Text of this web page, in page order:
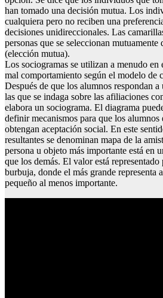
han tomado una decisión mutua. Los
cualquiera pero no reciben una
decisiones unidireccionales. Las
personas que se seleccionan
(elección mutua).
Los sociogramas se utilizan a menudo
mal comportamiento según el modelo de
Después de que los alumnos respondan a
las que se indaga sobre las afiliaciones
elabora un sociograma. El diagrama
definir mecanismos para que los alumnos
obtengan aceptación social. En este
resultantes se denominan mapa de la
persona u objeto más importante está en
que los demás. El valor está
burbuja, donde el más grande representa
pequeño al menos importante.